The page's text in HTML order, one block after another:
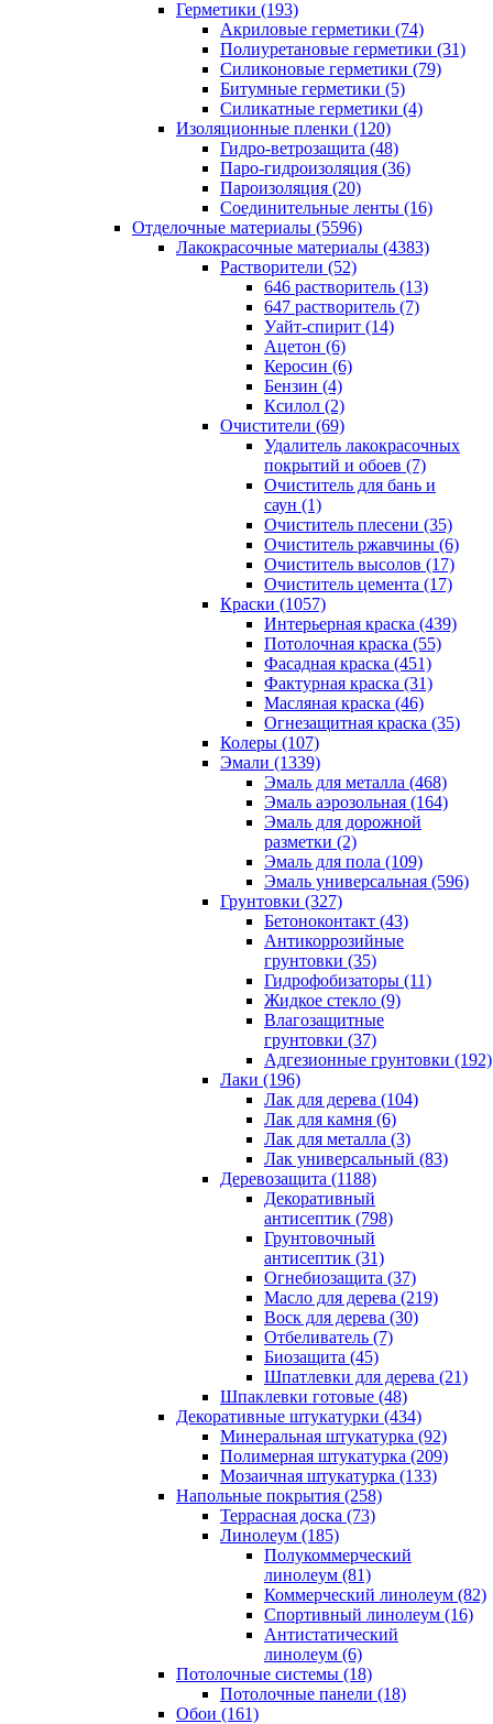
Герметики (193)
Акриловые герметики (74)
Полиуретановые герметики (31)
Силиконовые герметики (79)
Битумные герметики (5)
Силикатные герметики (4)
Изоляционные пленки (120)
Гидро-ветрозащита (48)
Паро-гидроизоляция (36)
Пароизоляция (20)
Соединительные ленты (16)
Отделочные материалы (5596)
Лакокрасочные материалы (4383)
Растворители (52)
646 растворитель (13)
647 растворитель (7)
Уайт-спирит (14)
Ацетон (6)
Керосин (6)
Бензин (4)
Ксилол (2)
Очистители (69)
Удалитель лакокрасочных
покрытий и обоев (7)
Очиститель для бань и
саун (1)
Очиститель плесени (35)
Очиститель ржавчины (6)
Очиститель высолов (17)
Очиститель цемента (17)
Краски (1057)
Интерьерная краска (439)
Потолочная краска (55)
Фасадная краска (451)
Фактурная краска (31)
Масляная краска (46)
Огнезащитная краска (35)
Колеры (107)
Эмали (1339)
Эмаль для металла (468)
Эмаль аэрозольная (164)
Эмаль для дорожной
разметки (2)
Эмаль для пола (109)
Эмаль универсальная (596)
Грунтовки (327)
Бетоноконтакт (43)
Антикоррозийные
грунтовки (35)
Гидрофобизаторы (11)
Жидкое стекло (9)
Влагозащитные
грунтовки (37)
Адгезионные грунтовки (192)
Лаки (196)
Лак для дерева (104)
Лак для камня (6)
Лак для металла (3)
Лак универсальный (83)
Деревозащита (1188)
Декоративный
антисептик (798)
Грунтовочный
антисептик (31)
Огнебиозащита (37)
Масло для дерева (219)
Воск для дерева (30)
Отбеливатель (7)
Биозащита (45)
Шпатлевки для дерева (21)
Шпаклевки готовые (48)
Декоративные штукатурки (434)
Минеральная штукатурка (92)
Полимерная штукатурка (209)
Мозаичная штукатурка (133)
Напольные покрытия (258)
Террасная доска (73)
Линолеум (185)
Полукоммерческий
линолеум (81)
Коммерческий линолеум (82)
Спортивный линолеум (16)
Антистатический
линолеум (6)
Потолочные системы (18)
Потолочные панели (18)
Обои (161)